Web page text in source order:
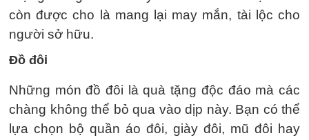
còn được cho là mang lại may mắn, tài lộc cho
người sở hữu.
Đồ đôi
Những món đồ đôi là quà tặng độc đáo mà các
chàng không thể bỏ qua vào dịp này. Bạn có thể
lựa chọn bộ quần áo đôi, giày đôi, mũ đôi hay